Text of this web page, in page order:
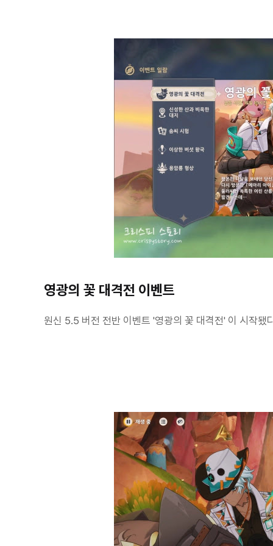
영광의 꽃 대격전 이벤트
원신 5.5 버전 전반 이벤트 '영광의 꽃 대격전' 이 시작됐